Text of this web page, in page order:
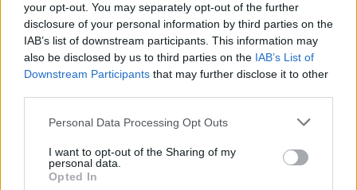
your opt-out. You may separately opt-out of the further
disclosure of your personal information by third parties on the
IAB’s list of downstream participants. This information may
also be disclosed by us to third parties on the IAB’s List of
Downstream Participants that may further disclose it to other
Please note that this website/app uses one or more Google
not limited to your visit or usage behaviour. You may click to
grant or deny consent to Google and its third-party tags to
use your data for below specified purposes in below Google
Personal Data Processing Opt Outs
I want to opt-out of the Sharing of my
personal data.
Opted In
ευκαιρία συμμετοχής στη σημερινή συζήτηση. Η
στρατηγική συνεργασία μεταξύ της Alpha Bank
και της UniCredit αποτελεί μια ιστορικής
σημασίας εξέλιξη για τον ελληνικό τραπεζικό
τομέα — καθώς αποτυπώνει την εμπιστοσύνη
ενός εκ των κορυφαίων ευρωπαϊκών
ελληνικής οικονομίας.